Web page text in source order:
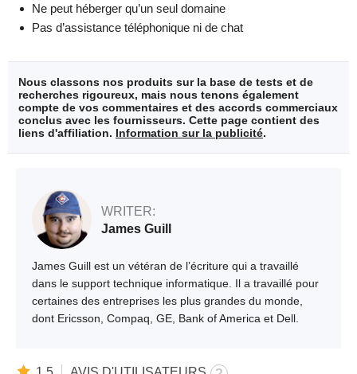
Ne peut héberger qu’un seul domaine
Pas d’assistance téléphonique ni de chat
Nous classons nos produits sur la base de tests et de
recherches rigoureux, mais nous tenons également
compte de vos commentaires et des accords commerciaux
conclus avec les fournisseurs. Cette page contient des
liens d'affiliation. Information sur la publicité.
WRITER:
James Guill
James Guill est un vétéran de l’écriture qui a travaillé
dans le support technique informatique. Il a travaillé pour
certaines des entreprises les plus grandes du monde,
dont Ericsson, Compaq, GE, Bank of America et Dell.